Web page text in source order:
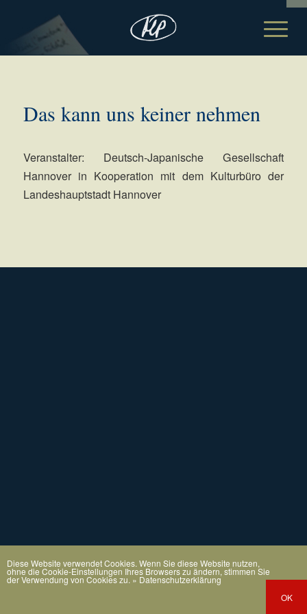
Das kann uns keiner nehmen
Veranstalter: Deutsch-Japanische Gesellschaft
Hannover in Kooperation mit dem Kulturbüro der
Landeshauptstadt Hannover
Diese Website verwendet Cookies. Wenn Sie diese Website nutzen,
ohne die Cookie-Einstellungen Ihres Browsers zu ändern, stimmen Sie
der Verwendung von Cookies zu. » Datenschutzerklärung
OK